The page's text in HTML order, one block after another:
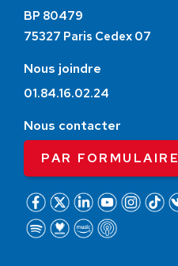
BP 80479
75327 Paris Cedex 07
Nous joindre
01.84.16.02.24
Nous contacter
PAR FORMULAIRE